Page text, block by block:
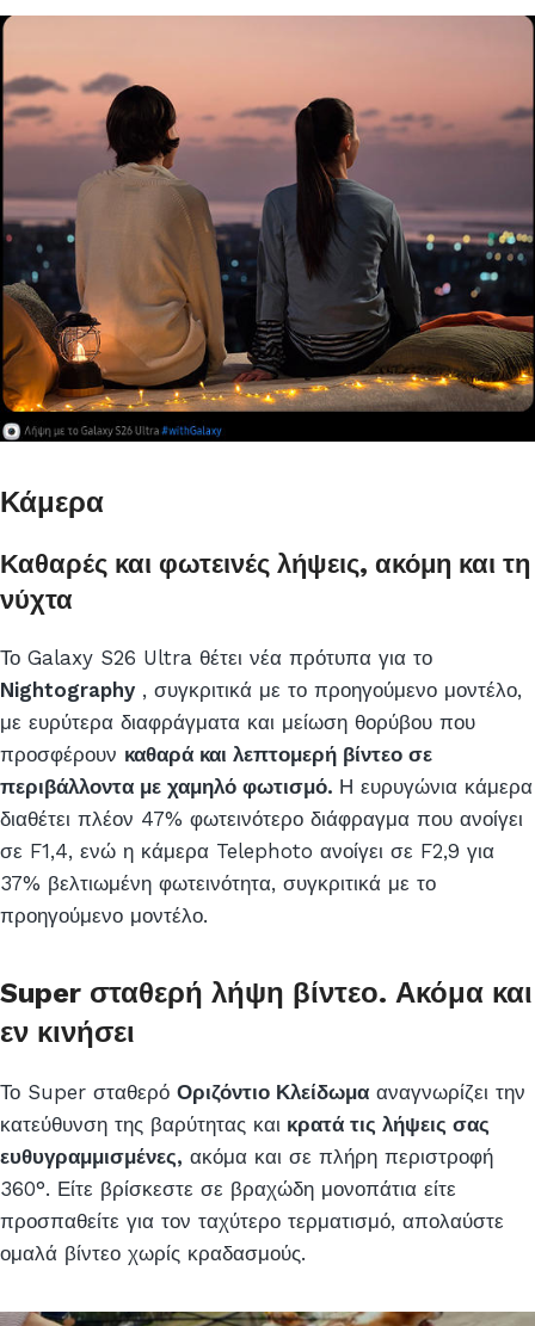
Κάμερα
Καθαρές και φωτεινές λήψεις, ακόμη και τη
νύχτα
Το Galaxy S26 Ultra θέτει νέα πρότυπα για το
Nightography , συγκριτικά με το προηγούμενο μοντέλο,
με ευρύτερα διαφράγματα και μείωση θορύβου που
προσφέρουν καθαρά και λεπτομερή βίντεο σε
περιβάλλοντα με χαμηλό φωτισμό. Η ευρυγώνια κάμερα
διαθέτει πλέον 47% φωτεινότερο διάφραγμα που ανοίγει
σε F1,4, ενώ η κάμερα Telephoto ανοίγει σε F2,9 για
37% βελτιωμένη φωτεινότητα, συγκριτικά με το
προηγούμενο μοντέλο.
Super σταθερή λήψη βίντεο. Ακόμα και
εν κινήσει
Το Super σταθερό Οριζόντιο Κλείδωμα αναγνωρίζει την
κατεύθυνση της βαρύτητας και κρατά τις λήψεις σας
ευθυγραμμισμένες, ακόμα και σε πλήρη περιστροφή
360°. Είτε βρίσκεστε σε βραχώδη μονοπάτια είτε
προσπαθείτε για τον ταχύτερο τερματισμό, απολαύστε
ομαλά βίντεο χωρίς κραδασμούς.